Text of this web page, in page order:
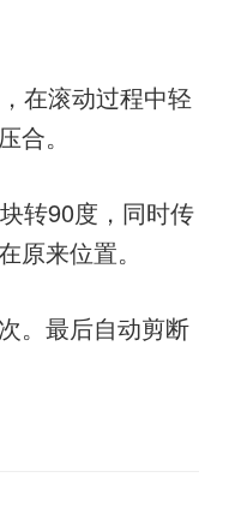
在滚动过程中轻
合。
转90度，同时传
原来位置。
。最后自动剪断